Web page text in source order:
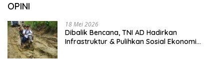
OPINI
18 Mei 2026
Dibalik Bencana, TNI AD Hadirkan
Infrastruktur & Pulihkan Sosial Ekonomi